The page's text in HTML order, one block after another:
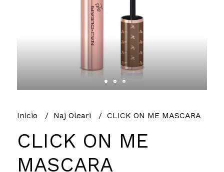
Inicio Naj Oleari CLICK ON ME MASCARA
CLICK ON ME
MASCARA